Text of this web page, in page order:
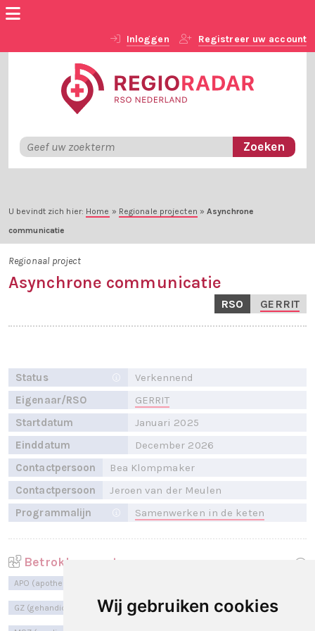
Wij gebruiken cookies
Inloggen Registreer uw account
U bevindt zich hier: Home » Regionale projecten »Asynchrone
communicatie
Regionaal project
Asynchrone communicatie
RSO GERRIT
Status
Verkennend
Eigenaar/RSO
GERRIT
Startdatum
Januari 2025
Einddatum
December 2026
Contactpersoon
Bea Klompmaker
Contactpersoon
Jeroen van der Meulen
Programmalijn
Samenwerken in de keten
Betrokken sectoren
APO (apotheek)
GZ (gehandicaptenzorg) HA (huisartsen)